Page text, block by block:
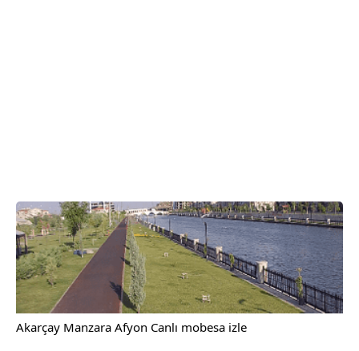
Akarçay Manzara Afyon Canlı mobesa izle